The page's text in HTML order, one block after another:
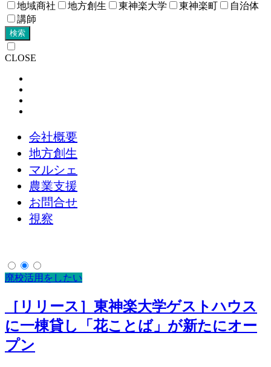
地域商社
地方創生 東神楽大学 東神楽町
自治体
講師
検索
CLOSE
会社概要
地方創生
マルシェ
農業支援
お問合せ
視察
廃校活用をしたい
［リリース］東神楽大学ゲストハウス
に一棟貸し「花ことば」が新たにオー
プン